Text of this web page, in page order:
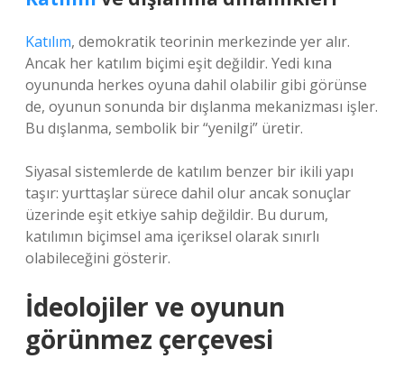
Katılım, demokratik teorinin merkezinde yer alır.
Ancak her katılım biçimi eşit değildir. Yedi kına
oyununda herkes oyuna dahil olabilir gibi görünse
de, oyunun sonunda bir dışlanma mekanizması işler.
Bu dışlanma, sembolik bir “yenilgi” üretir.
Siyasal sistemlerde de katılım benzer bir ikili yapı
taşır: yurttaşlar sürece dahil olur ancak sonuçlar
üzerinde eşit etkiye sahip değildir. Bu durum,
katılımın biçimsel ama içeriksel olarak sınırlı
olabileceğini gösterir.
İdeolojiler ve oyunun
görünmez çerçevesi